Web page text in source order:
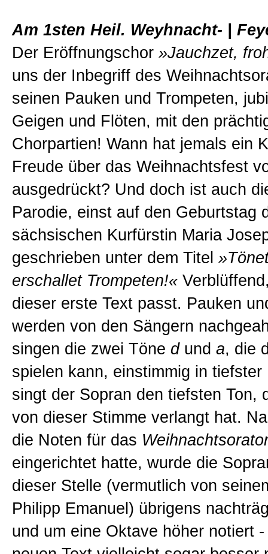
Am 1sten Heil. Weyhnacht- |
Der Eröffnungschor »Jauchzet,
uns der Inbegriff des
seinen Pauken und Trompeten,
Geigen und Flöten, mit den
Chorpartien! Wann hat jemals ein
Freude über das Weihnachtsfest
ausgedrückt? Und doch ist auch
Parodie, einst auf den Geburtstag
sächsischen Kurfürstin Maria
geschrieben unter dem Titel
erschallet Trompeten!«
dieser erste Text passt. Pauken
werden von den Sängern
singen die zwei Töne dund a, die
spielen kann, einstimmig in tiefster
singt der Sopran den tiefsten Ton,
von dieser Stimme verlangt hat.
die Noten für das
eingerichtet hatte, wurde die
dieser Stelle (vermutlich von
Philipp Emanuel) übrigens
und um eine Oktave höher notiert